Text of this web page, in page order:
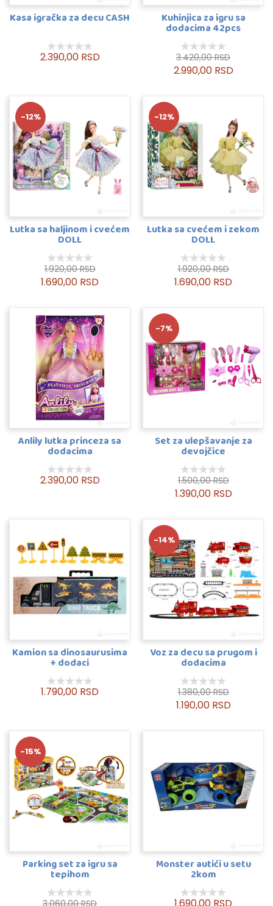
Kasa igračka za decu CASH
2.390,00 RSD
Kuhinjica za igru sa
dodacima 42pcs
3.420,00 RSD
2.990,00 RSD
-12%
Lutka sa haljinom i cvećem
DOLL
1.920,00 RSD
1.690,00 RSD
-12%
Lutka sa cvećem i zekom
DOLL
1.920,00 RSD
1.690,00 RSD
Anlily lutka princeza sa
dodacima
2.390,00 RSD
-7%
Set za ulepšavanje za
devojčice
1.500,00 RSD
1.390,00 RSD
Kamion sa dinosaurusima
+ dodaci
1.790,00 RSD
-14%
Voz za decu sa prugom i
dodacima
1.380,00 RSD
1.190,00 RSD
-15%
Parking set za igru sa
tepihom
3.060,00 RSD
Monster autići u setu
2kom